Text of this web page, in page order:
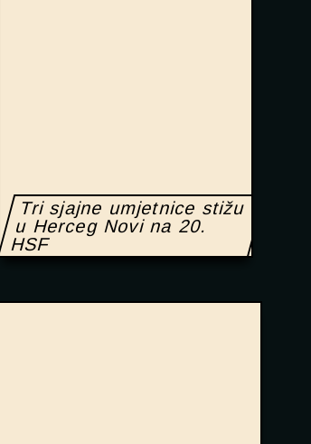
Tri sjajne umjetnice stižu
u Herceg Novi na 20.
HSF